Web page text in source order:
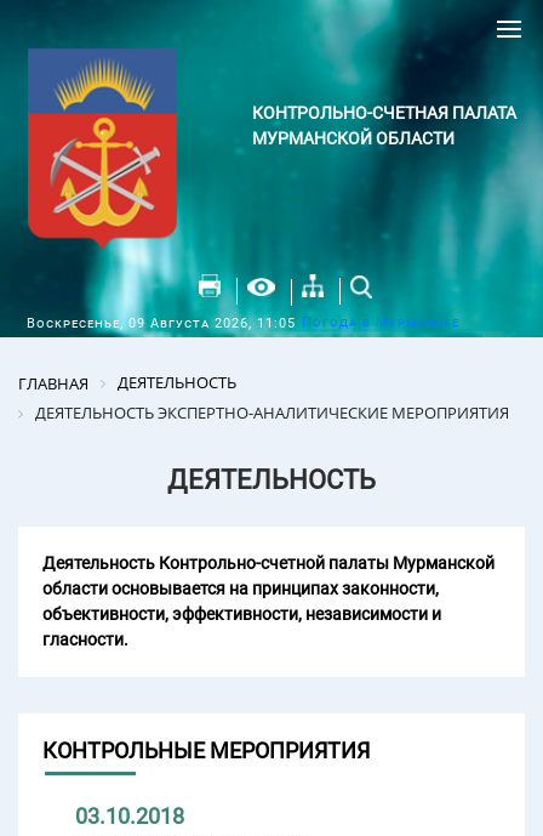
КОНТРОЛЬНО-СЧЕТНАЯ ПАЛАТА
МУРМАНСКОЙ ОБЛАСТИ
Воскресенье, 09 Августа 2026, 11:05 Погода в Мурманске
ГЛАВНАЯ
ДЕЯТЕЛЬНОСТЬ
ДЕЯТЕЛЬНОСТЬ ЭКСПЕРТНО-АНАЛИТИЧЕСКИЕ МЕРОПРИЯТИЯ
ДЕЯТЕЛЬНОСТЬ
Деятельность Контрольно-счетной палаты Мурманской
области основывается на принципах законности,
объективности, эффективности, независимости и
гласности.
КОНТРОЛЬНЫЕ МЕРОПРИЯТИЯ
03.10.2018